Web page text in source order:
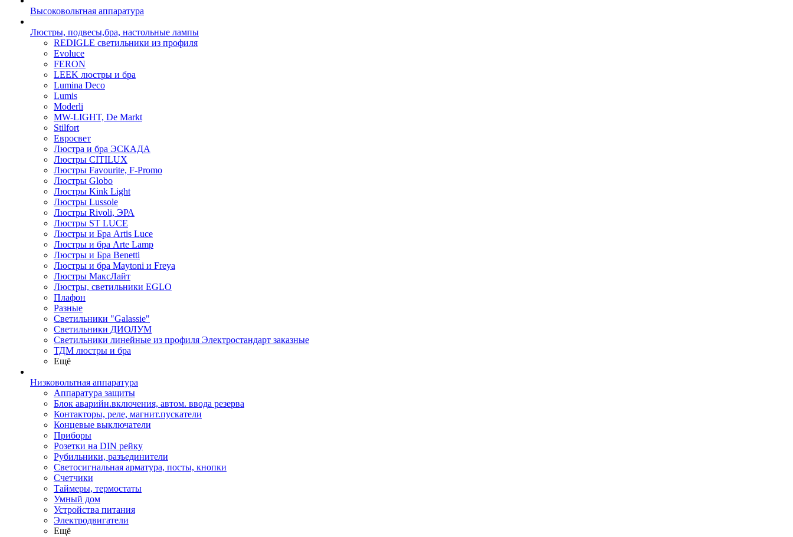
Высоковольтная аппаратура
Люстры, подвесы,бра, настольные лампы
REDIGLE светильники из профиля
Evoluce
FERON
LEEK люстры и бра
Lumina Deco
Lumis
Moderli
MW-LIGHT, De Markt
Stilfort
Евросвет
Люстра и бра ЭСКАДА
Люстры CITILUX
Люстры Favourite, F-Promo
Люстры Globo
Люстры Kink Light
Люстры Lussole
Люстры Rivoli, ЭРА
Люстры ST LUCE
Люстры и Бра Artis Luce
Люстры и бра Arte Lamp
Люстры и Бра Benetti
Люстры и бра Maytoni и Freya
Люстры МаксЛайт
Люстры, светильники EGLO
Плафон
Разные
Светильники "Galassie"
Светильники ДИОЛУМ
Светильники линейные из профиля Электростандарт заказные
ТДМ люстры и бра
Ещё
Низковольтная аппаратура
Аппаратура защиты
Блок аварийн.включения, автом. ввода резерва
Контакторы, реле, магнит.пускатели
Концевые выключатели
Приборы
Розетки на DIN рейку
Рубильники, разъединители
Светосигнальная арматура, посты, кнопки
Счетчики
Таймеры, термостаты
Умный дом
Устройства питания
Электродвигатели
Ещё